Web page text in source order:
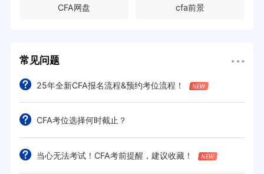
CFA网盘 cfa前景
常见问题
25年全新CFA报名流程&预约考位流程！
CFA考位选择何时截止？
当心无法考试！CFA考前提醒，建议收藏！